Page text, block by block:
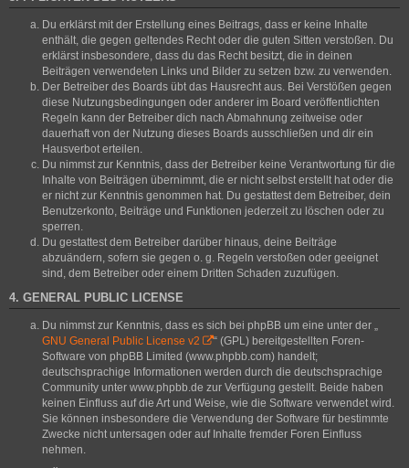
Du erklärst mit der Erstellung eines Beitrags, dass er keine Inhalte
enthält, die gegen geltendes Recht oder die guten Sitten verstoßen. Du
erklärst insbesondere, dass du das Recht besitzt, die in deinen
Beiträgen verwendeten Links und Bilder zu setzen bzw. zu verwenden.
Der Betreiber des Boards übt das Hausrecht aus. Bei Verstößen gegen
diese Nutzungsbedingungen oder anderer im Board veröffentlichten
Regeln kann der Betreiber dich nach Abmahnung zeitweise oder
dauerhaft von der Nutzung dieses Boards ausschließen und dir ein
Hausverbot erteilen.
Du nimmst zur Kenntnis, dass der Betreiber keine Verantwortung für die
Inhalte von Beiträgen übernimmt, die er nicht selbst erstellt hat oder die
er nicht zur Kenntnis genommen hat. Du gestattest dem Betreiber, dein
Benutzerkonto, Beiträge und Funktionen jederzeit zu löschen oder zu
sperren.
Du gestattest dem Betreiber darüber hinaus, deine Beiträge
abzuändern, sofern sie gegen o. g. Regeln verstoßen oder geeignet
sind, dem Betreiber oder einem Dritten Schaden zuzufügen.
4. GENERAL PUBLIC LICENSE
Du nimmst zur Kenntnis, dass es sich bei phpBB um eine unter der „
GNU General Public License v2
“ (GPL) bereitgestellten Foren-
Software von phpBB Limited (www.phpbb.com) handelt;
deutschsprachige Informationen werden durch die deutschsprachige
Community unter www.phpbb.de zur Verfügung gestellt. Beide haben
keinen Einfluss auf die Art und Weise, wie die Software verwendet wird.
Sie können insbesondere die Verwendung der Software für bestimmte
Zwecke nicht untersagen oder auf Inhalte fremder Foren Einfluss
nehmen.